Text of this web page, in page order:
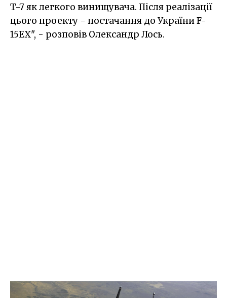
T-7 як легкого винищувача. Після реалізації
цього проекту - постачання до України F-
15EX", - розповів Олександр Лось.